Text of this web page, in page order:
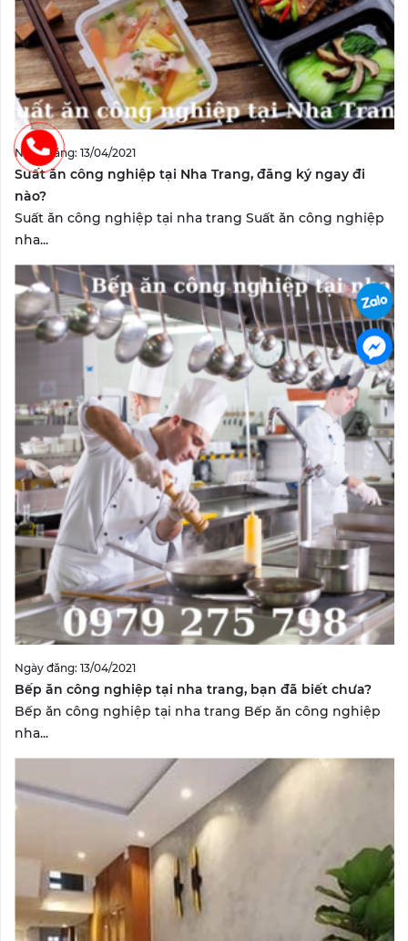
Ngày đăng: 13/04/2021
Suất ăn công nghiệp tại Nha Trang, đăng ký ngay đi
nào?
Suất ăn công nghiệp tại nha trang Suất ăn công nghiệp
nha...
Ngày đăng: 13/04/2021
Bếp ăn công nghiệp tại nha trang, bạn đã biết chưa?
Bếp ăn công nghiệp tại nha trang Bếp ăn công nghiệp
nha...